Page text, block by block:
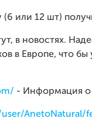
(6 или 12 шт)
в новостях.
в Европе, что
- Информация о
AnetoNatural/